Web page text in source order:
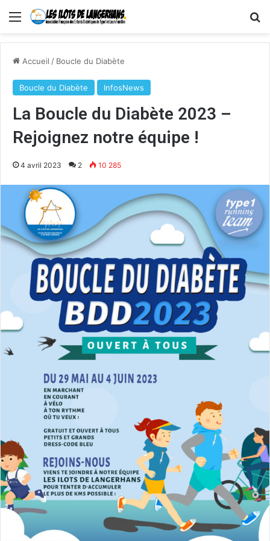
Menu
Accueil / Boucle du Diabète
Boucle du Diabète InfosNews
La Boucle du Diabète 2023 –
Rejoignez notre équipe !
4 avril 2023 2 10 285